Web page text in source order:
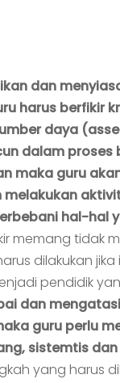
dan
harus berfikir
daya
dalam proses
maka guru
hal-hal
memang tidak
dilakukan jika
pendidik
dan
guru perlu
sistemtis
yang harus